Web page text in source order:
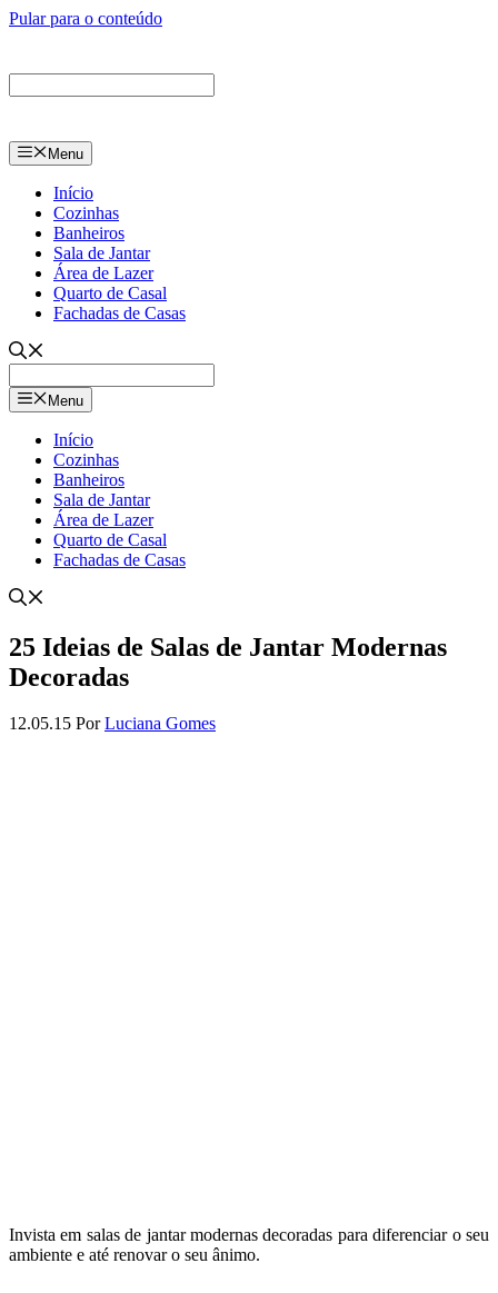
Pular para o conteúdo
Menu
Início
Cozinhas
Banheiros
Sala de Jantar
Área de Lazer
Quarto de Casal
Fachadas de Casas
Menu
Início
Cozinhas
Banheiros
Sala de Jantar
Área de Lazer
Quarto de Casal
Fachadas de Casas
25 Ideias de Salas de Jantar Modernas
Decoradas
12.05.15 PorLuciana Gomes
Invista em salas de jantar modernas decoradas para diferenciar o seu
ambiente e até renovar o seu ânimo.